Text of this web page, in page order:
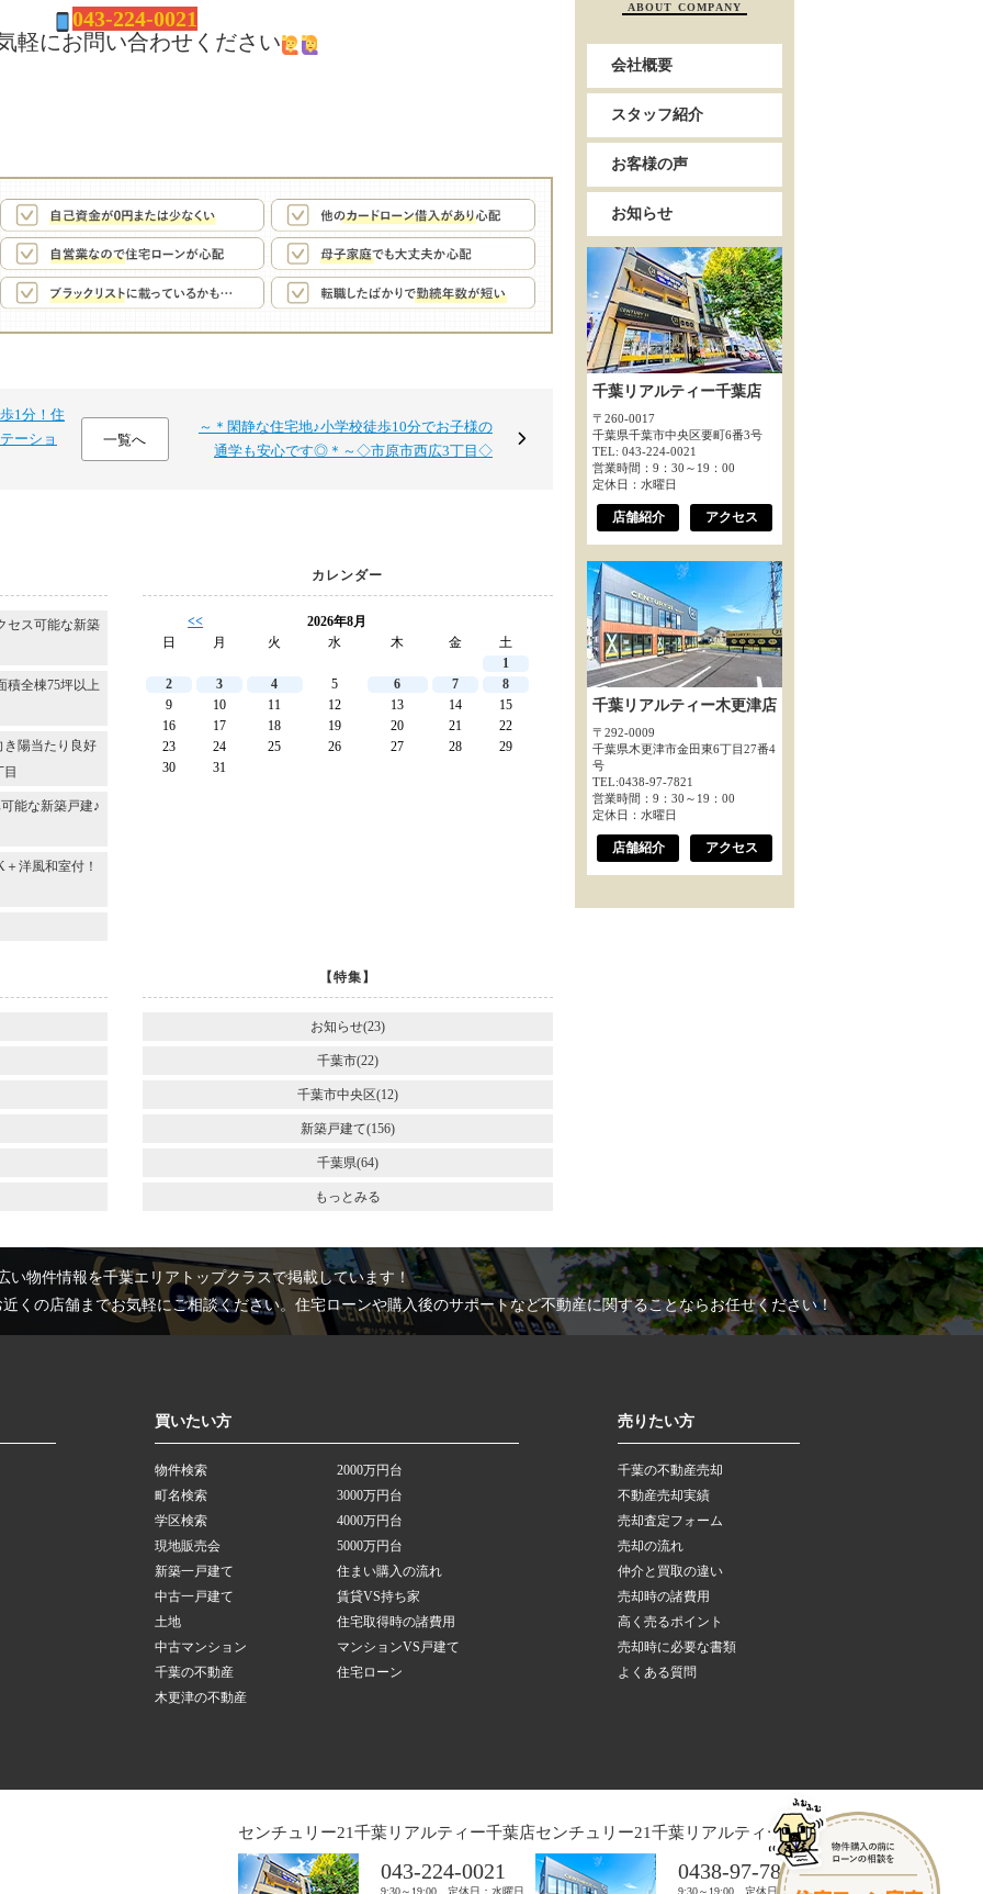
043-224-0021
軽にお問い合わせください
1分！住
ーショ
一覧へ
～＊閑静な住宅地♪小学校徒歩10分でお子様の
通学も安心です◎＊～◇市原市西広3丁目◇
セス可能な新築
積全棟75坪以上
き陽当たり良好
能な新築戸建♪
洋風和室付！
カレンダー
<<
2026年8月
日
月 火 水 木 金
土
1
2
3 4 5 6 7
8
9
10 11 12 13 14
15
16
17 18 19 20 21
22
23
24 25 26 27 28
29
30
31
【特集】
お知らせ(23)
千葉市(22)
千葉市中央区(12)
新築戸建て(156)
千葉県(64)
もっとみる
ABOUT COMPANY
会社概要
スタッフ紹介
お客様の声
お知らせ
千葉リアルティー千葉店
〒260-0017
千葉県千葉市中央区要町6番3号
TEL: 043-224-0021
営業時間：9：30～19：00
定休日：水曜日
店舗紹介 アクセス
千葉リアルティー木更津店
〒292-0009
千葉県木更津市金田東6丁目27番4
号
TEL:0438-97-7821
営業時間：9：30～19：00
定休日：水曜日
店舗紹介 アクセス
物件情報を千葉エリアトップクラスで掲載しています！
くの店舗までお気軽にご相談ください。住宅ローンや購入後のサポートなど不動産に関することならお任せください！
買いたい方
物件検索
町名検索
学区検索
現地販売会
新築一戸建て
中古一戸建て
土地
中古マンション
千葉の不動産
木更津の不動産
2000万円台
3000万円台
4000万円台
5000万円台
住まい購入の流れ
賃貸VS持ち家
住宅取得時の諸費用
マンションVS戸建て
住宅ローン
売りたい方
千葉の不動産売却
不動産売却実績
売却査定フォーム
売却の流れ
仲介と買取の違い
売却時の諸費用
高く売るポイント
売却時に必要な書類
よくある質問
センチュリー21千葉リアルティー千葉店
043-224-0021
9:30～19:00 定休日：水曜日
センチュリー21千葉リアルティー木更津店
0438-97-7821
9:30～19:00 定休日：水曜日